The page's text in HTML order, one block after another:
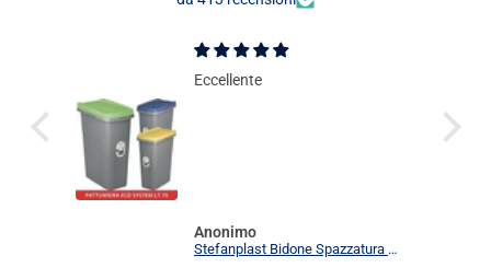
Eccellente
Anonimo
Stefanplast Bidone Spazzatura Plastica Coperchio Colorato Eco System 15L Cestino Rettangolar